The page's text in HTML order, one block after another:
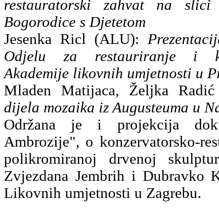
restauratorski zahvat na
Bogorodice s Djetetom
Jesenka Ricl (ALU):
Odjelu za restauriranje i
Akademije likovnih umjetnosti u
Mladen Matijaca, Željka
dijela mozaika iz Augusteuma u
Održana je i projekcija
Ambrozije", o konzervatorsko-
polikromiranoj drvenoj
Zvjezdana Jembrih i Dubravko
Likovnih umjetnosti u Zagrebu.